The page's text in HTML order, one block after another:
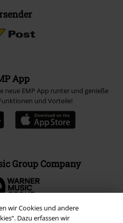
wir Cookies und andere
Dazu erfassen wir
App
neue EMP App runter und genieße
und Vorteile!
Group Company